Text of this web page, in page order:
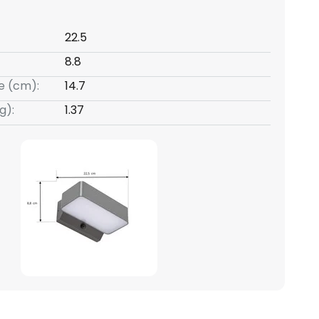
22.5
8.8
(cm):
14.7
1.37